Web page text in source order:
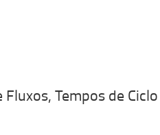
Tempos de